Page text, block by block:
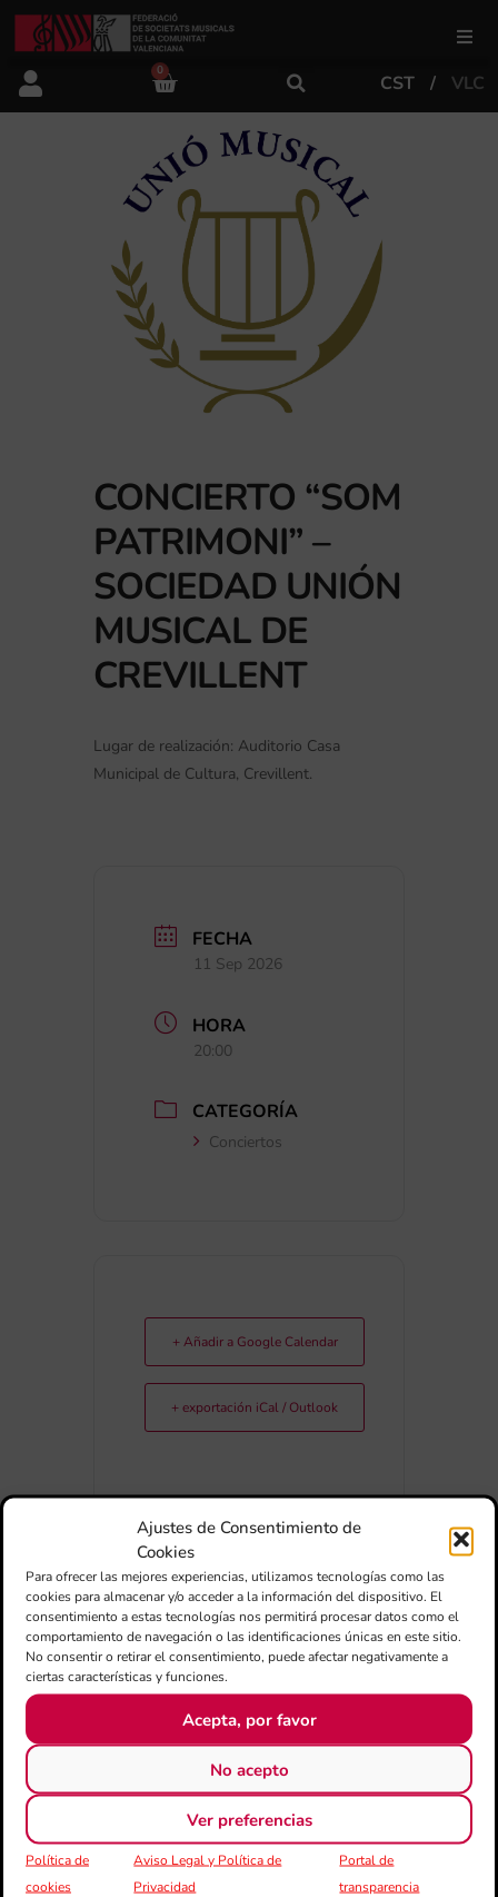
Ajustes de Consentimiento de
Cookies
Para ofrecer las mejores experiencias, utilizamos tecnologías como las
cookies para almacenar y/o acceder a la información del dispositivo. El
consentimiento a estas tecnologías nos permitirá procesar datos como el
comportamiento de navegación o las identificaciones únicas en este sitio.
No consentir o retirar el consentimiento, puede afectar negativamente a
ciertas características y funciones.
Acepta, por favor
No acepto
Ver preferencias
Política de
cookies
Aviso Legal y Política de
Privacidad
Portal de
transparencia
FSMCV
Áreas de gestión
Área educativa
Área artística
0
CST VLC
CONCIERTO “SOM
PATRIMONI” –
SOCIEDAD UNIÓN
MUSICAL DE
CREVILLENT
Lugar de realización: Auditorio Casa
Municipal de Cultura, Crevillent.
FECHA
11 Sep 2026
HORA
20:00
CATEGORÍA
Conciertos
+ Añadir a Google Calendar
+ exportación iCal / Outlook
34 23 2 17
COMPARTIR ESTE EVENTO